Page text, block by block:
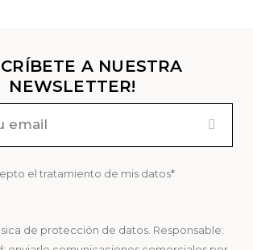
A NUESTRA
NEWSLETTER!
el tratamiento de mis datos*
de protección de datos. Responsable: